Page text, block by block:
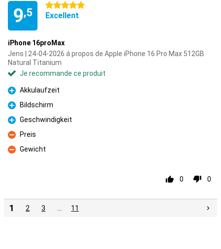
9,5
5 étoiles
Excellent
iPhone 16proMax
Jens | 24-04-2026 á propos de Apple iPhone 16 Pro Max 512GB
Natural Titanium
Je recommande ce produit
Pour
Akkulaufzeit
Pour
Bildschirm
Pour
Geschwindigkeit
Contre
Preis
Contre
Gewicht
0 0
1 2 3 11